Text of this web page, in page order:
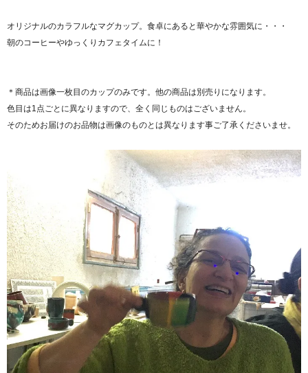
オリジナルのカラフルなマグカップ。食卓にあると華やかな雰囲気に・・・
朝のコーヒーやゆっくりカフェタイムに！
＊商品は画像一枚目のカップのみです。他の商品は別売りになります。
色目は1点ごとに異なりますので、全く同じものはございません。
そのためお届けのお品物は画像のものとは異なります事ご了承くださいませ。